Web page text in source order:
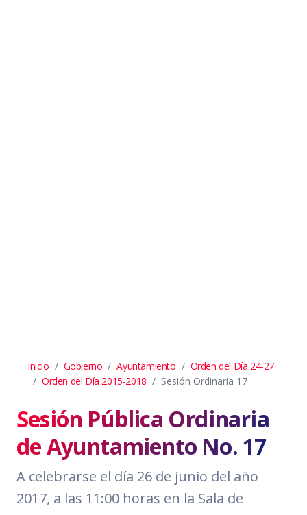
Inicio Gobierno Ayuntamiento
Orden del Día 24-27
Orden del Día 2015-2018
Sesión Ordinaria 17
Sesión Pública Ordinaria
de Ayuntamiento No. 17
A celebrarse el día 26 de junio del año
2017, a las 11:00 horas en la Sala de